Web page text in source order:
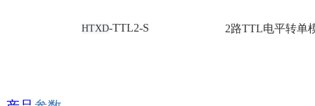
HTXD-TTL2-S 2路TTL电平转单